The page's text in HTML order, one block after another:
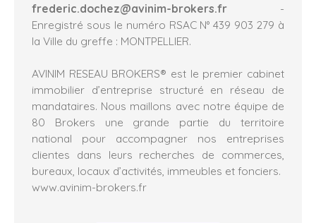
frederic.dochez@avinim-brokers.fr -
Enregistré sous le numéro RSAC N° 439 903 279 à
la Ville du greffe : MONTPELLIER.
AVINIM RESEAU BROKERS® est le premier cabinet
immobilier d’entreprise structuré en réseau de
mandataires. Nous maillons avec notre équipe de
80 Brokers une grande partie du territoire
national pour accompagner nos entreprises
clientes dans leurs recherches de commerces,
bureaux, locaux d’activités, immeubles et fonciers.
www.avinim-brokers.fr